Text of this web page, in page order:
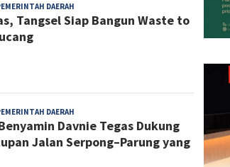
DAERAH
Noviyanti
Tangsel Siap Bangun Waste to
DAERAH
Davnie Tegas Dukung
Jalan Serpong–Parung yang